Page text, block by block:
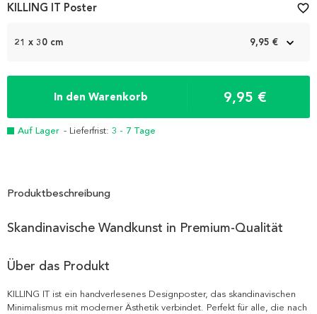
1
21 x 30 cm 9,95 €
In den Warenkorb 9,95 €
Auf Lager - Lieferfrist: 3 - 7 Tage
KILLING IT Poster favorite_border
Produktbeschreibung
Skandinavische Wandkunst in Premium-Qualität
Über das Produkt
KILLING IT ist ein handverlesenes Designposter, das skandinavischen
Minimalismus mit moderner Ästhetik verbindet. Perfekt für alle, die nach